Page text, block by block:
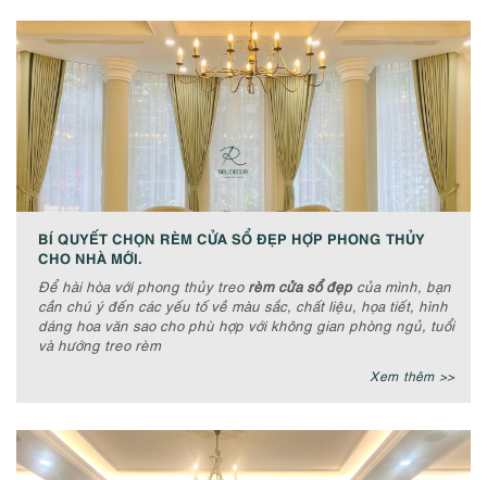
BÍ QUYẾT CHỌN RÈM CỬA SỔ ĐẸP HỢP PHONG THỦY
CHO NHÀ MỚI.
Để hài hòa với phong thủy treo rèm cửa sổ đẹpcủa mình, bạn
cần chú ý đến các yếu tố về màu sắc, chất liệu, họa tiết, hình
dáng hoa văn sao cho phù hợp với không gian phòng ngủ, tuổi
và hướng treo rèm
Xem thêm >>